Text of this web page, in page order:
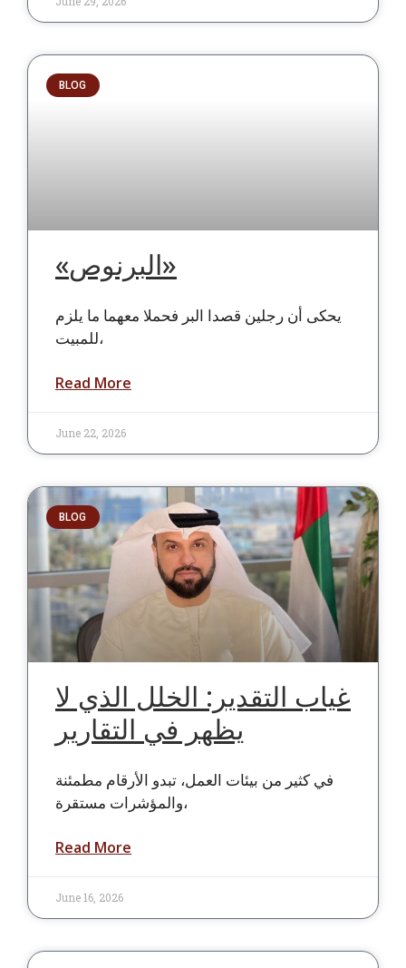
BLOG
«البرنوص»
يحكى أن رجلين قصدا البر فحملا معهما ما يلزم
للمبيت،
Read More
June 22, 2026
BLOG
غياب التقدير: الخلل الذي لا
يظهر في التقارير
في كثير من بيئات العمل، تبدو الأرقام مطمئنة
والمؤشرات مستقرة،
Read More
June 16, 2026